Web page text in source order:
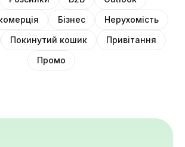
Бізнес
Нерухомість
Покинутий кошик
Привітання
Промо